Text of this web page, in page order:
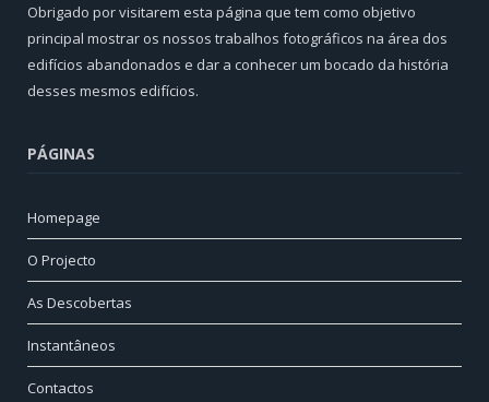
Obrigado por visitarem esta página que tem como objetivo
principal mostrar os nossos trabalhos fotográficos na área dos
edifícios abandonados e dar a conhecer um bocado da história
desses mesmos edifícios.
PÁGINAS
Homepage
O Projecto
As Descobertas
Instantâneos
Contactos